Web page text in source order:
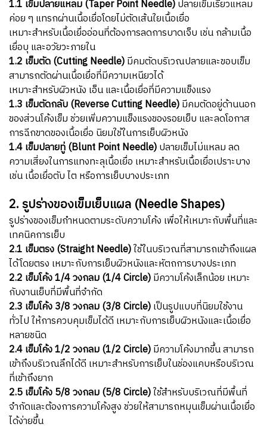
1.1 เข็มปลายแหลม (Taper Point Needle)ปลายเข็มเรียวแหลม
ค่อย ๆ แทรกผ่านเนื้อเยื่อโดยไม่ตัดเส้นใยเนื้อเยื่อ
เหมาะสำหรับเนื้อเยื่ออ่อนที่ต้องการลดการบาดเจ็บ เช่น กล้ามเนื้อ
เยื่อบุ และอวัยวะภายใน
1.2 เข็มตัด (Cutting Needle)มีคมตัดบริเวณปลายและขอบเข็ม
สามารถตัดผ่านเนื้อเยื่อที่มีความเหนียวได้
เหมาะสำหรับผิวหนัง เอ็น และเนื้อเยื่อที่มีความแข็งแรง
1.3 เข็มตัดกลับ (Reverse Cutting Needle)มีคมตัดอยู่ด้านนอก
ของส่วนโค้งเข็มช่วยเพิ่มความแข็งแรงของรอยเย็บ และลดโอกาส
การฉีกขาดของเนื้อเยื่อ นิยมใช้ในการเย็บผิวหนัง
1.4 เข็มปลายทู่ (Blunt Point Needle)ปลายเข็มไม่แหลม ลด
ความเสี่ยงในการแทงทะลุเนื้อเยื่อ เหมาะสำหรับเนื้อเยื่อเปราะบาง
เช่น เนื้อเยื่อตับ ไต หรือการเย็บบางประเภท
2. รูปร่างของเข็มเย็บแผล (Needle Shapes)
รูปร่างของเข็มกำหนดตามระดับความโค้ง เพื่อให้เหมาะกับพื้นที่และ
เทคนิคการเย็บ
2.1 เข็มตรง (Straight Needle)ใช้ในบริเวณที่สามารถเข้าถึงแผล
ได้โดยตรง เหมาะกับการเย็บผิวหนังและหัตถการบางประเภท
2.2 เข็มโค้ง 1/4 วงกลม (1/4 Circle)มีความโค้งเล็กน้อย เหมาะ
กับงานเย็บที่มีพื้นที่จำกัด
2.3 เข็มโค้ง 3/8 วงกลม (3/8 Circle)เป็นรูปแบบที่นิยมใช้งาน
ทั่วไปให้การควบคุมเข็มได้ดี เหมาะกับการเย็บผิวหนังและเนื้อเยื่อ
หลายชนิด
2.4 เข็มโค้ง 1/2 วงกลม (1/2 Circle)มีความโค้งมากขึ้น สามารถ
เข้าถึงบริเวณลึกได้ดี เหมาะสำหรับการเย็บในช่องแคบหรือบริเวณ
ที่เข้าถึงยาก
2.5 เข็มโค้ง 5/8 วงกลม (5/8 Circle)ใช้สำหรับบริเวณที่มีพื้นที่
จำกัดและต้องการความโค้งสูงช่วยให้สามารถหมุนเข็มผ่านเนื้อเยื่อ
ได้ง่ายขึ้น